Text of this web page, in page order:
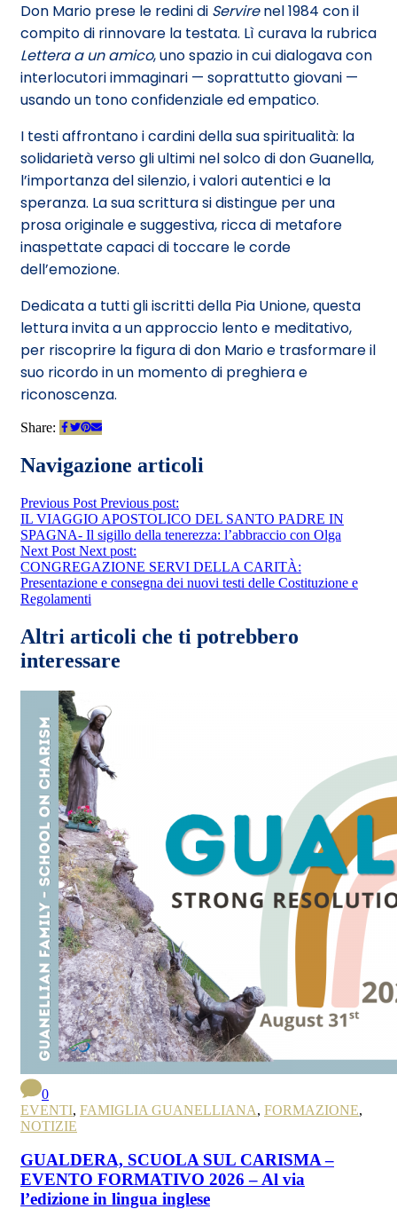
Don Mario prese le redini di Servirenel 1984 con il
compito di rinnovare la testata. Lì curava la rubrica
Lettera a un amico, uno spazio in cui dialogava con
interlocutori immaginari — soprattutto giovani —
usando un tono confidenziale ed empatico.
I testi affrontano i cardini della sua spiritualità: la
solidarietà verso gli ultimi nel solco di don Guanella,
l’importanza del silenzio, i valori autentici e la
speranza. La sua scrittura si distingue per una
prosa originale e suggestiva, ricca di metafore
inaspettate capaci di toccare le corde
dell’emozione.
Dedicata a tutti gli iscritti della Pia Unione, questa
lettura invita a un approccio lento e meditativo,
per riscoprire la figura di don Mario e trasformare il
suo ricordo in un momento di preghiera e
riconoscenza.
Share:
Navigazione articoli
Previous Post Previous post:
IL VIAGGIO APOSTOLICO DEL SANTO PADRE IN
SPAGNA- Il sigillo della tenerezza: l’abbraccio con Olga
Next Post Next post:
CONGREGAZIONE SERVI DELLA CARITÀ:
Presentazione e consegna dei nuovi testi delle Costituzione e
Regolamenti
Altri articoli che ti potrebbero
interessare
0
EVENTI, FAMIGLIA GUANELLIANA, FORMAZIONE,
NOTIZIE
GUALDERA, SCUOLA SUL CARISMA –
EVENTO FORMATIVO 2026 – Al via
l’edizione in lingua inglese